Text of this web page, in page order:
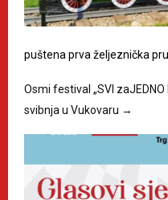
puštena prva željeznička
Osmi festival „SVI zaJEDNO
svibnja u Vukovaru →